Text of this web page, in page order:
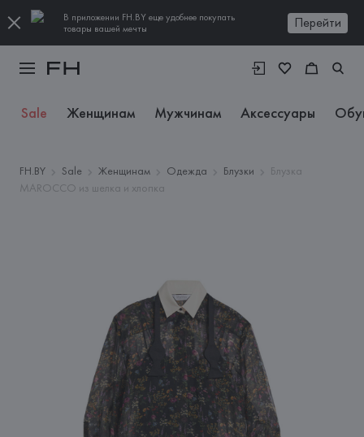
В приложении FH.BY еще удобнее покупать
товары вашей мечты
Перейти
Sale Женщинам Мужчинам Аксессуары
FH.BY Sale Женщинам Одежда Блузки
Блузка
MAROCCO из шелка и хлопка